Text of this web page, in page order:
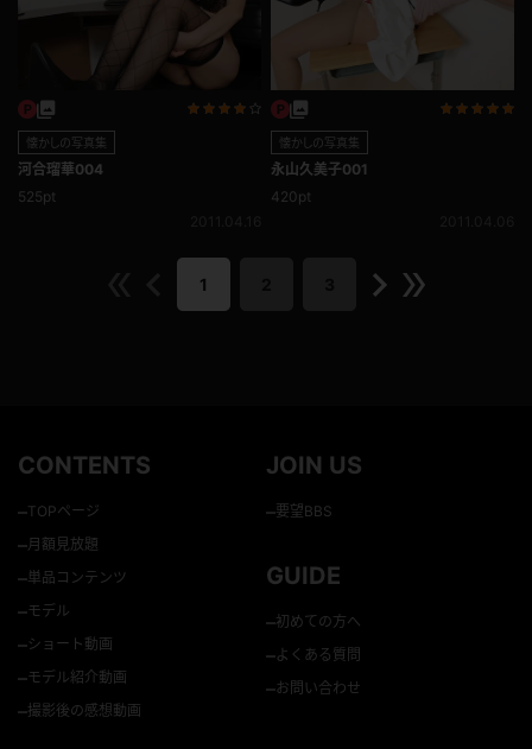
懐かしの写真集
河合瑠華004
525pt
懐かしの写真集
永山久美子001
420pt
1
CONTENTS
–TOPページ
–月額見放題
–単品コンテンツ
–モデル
–ショート動画
–モデル紹介動画
–撮影後の感想動画
JOIN US
–要望BBS
GUIDE
–初めての方へ
–よくある質問
–お問い合わせ